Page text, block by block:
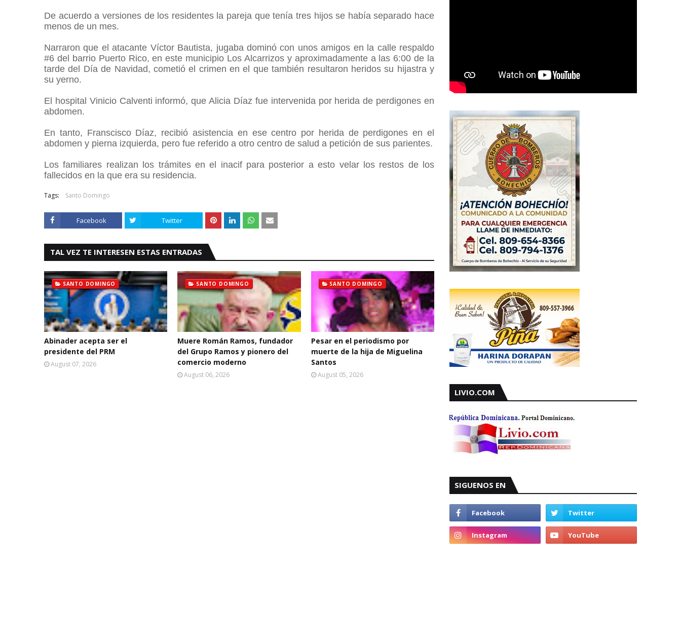
De acuerdo a versiones de los residentes la pareja que tenía tres hijos se había separado hace
menos de un mes.
Narraron que el atacante Víctor Bautista, jugaba dominó con unos amigos en la calle respaldo
#6 del barrio Puerto Rico, en este municipio Los Alcarrizos y aproximadamente a las 6:00 de la
tarde del Día de Navidad, cometió el crimen en el que también resultaron heridos su hijastra y
su yerno.
El hospital Vinicio Calventi informó, que Alicia Díaz fue intervenida por herida de perdigones en
abdomen.
En tanto, Franscisco Díaz, recibió asistencia en ese centro por herida de perdigones en el
abdomen y pierna izquierda, pero fue referido a otro centro de salud a petición de sus parientes.
Los familiares realizan los trámites en el inacif para posterior a esto velar los restos de los
fallecidos en la que era su residencia.
Tags: Santo Domingo
Facebook Twitter
TAL VEZ TE INTERESEN ESTAS ENTRADAS
SANTO DOMINGO
Abinader acepta ser el
presidente del PRM
August 07, 2026
SANTO DOMINGO
Muere Román Ramos, fundador
del Grupo Ramos y pionero del
comercio moderno
August 06, 2026
SANTO DOMINGO
Pesar en el periodismo por
muerte de la hija de Miguelina
Santos
August 05, 2026
LIVIO.COM
SIGUENOS EN